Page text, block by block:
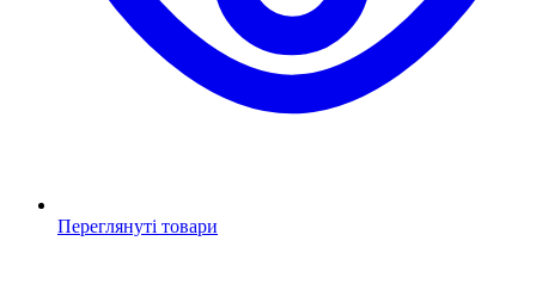
Переглянуті товари